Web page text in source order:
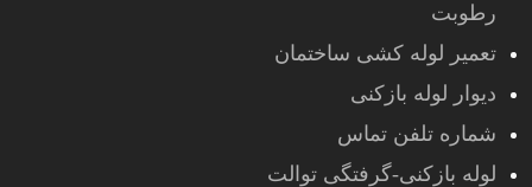
رطوبت
تعمیر لوله کشی ساختمان
دیوار لوله بازکنی
شماره تلفن تماس
لوله بازکنی-گرفتگی توالت